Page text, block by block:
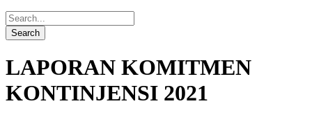
LAPORAN KOMITMEN
KONTINJENSI 2021